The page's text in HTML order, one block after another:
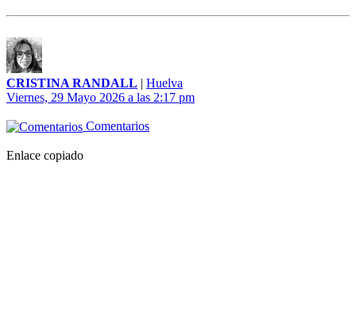
CRISTINA RANDALL | Huelva
Viernes, 29 Mayo 2026 a las 2:17 pm
Comentarios
Enlace copiado